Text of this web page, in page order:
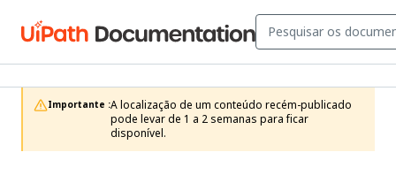
Importante :A localização de um conteúdo recém-publicado
pode levar de 1 a 2 semanas para ficar
disponível.